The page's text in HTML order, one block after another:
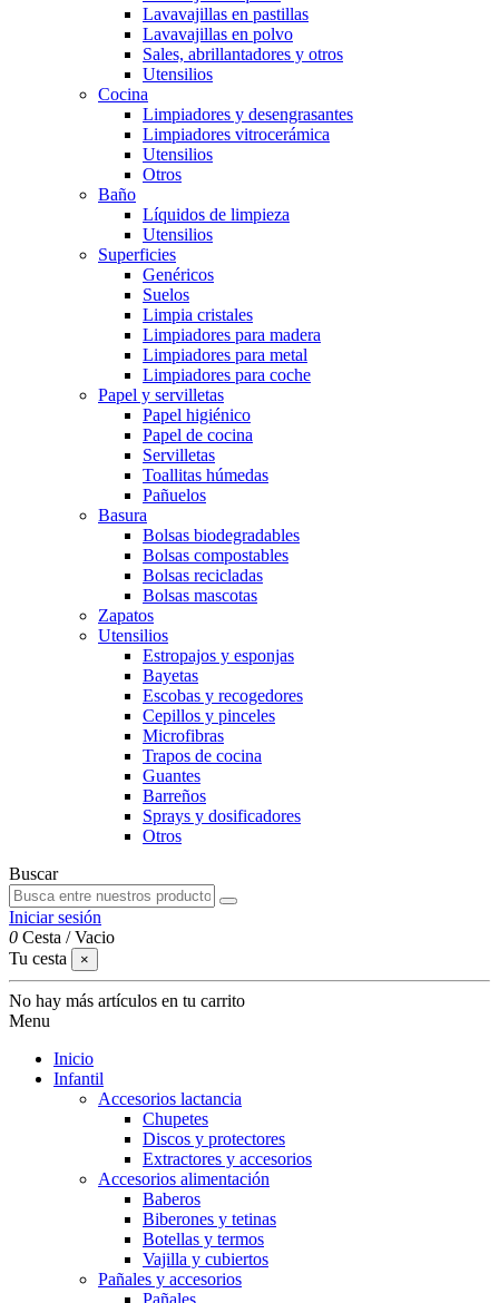
Lavavajillas en pastillas
Lavavajillas en polvo
Sales, abrillantadores y otros
Utensilios
Cocina
Limpiadores y desengrasantes
Limpiadores vitrocerámica
Utensilios
Otros
Baño
Líquidos de limpieza
Utensilios
Superficies
Genéricos
Suelos
Limpia cristales
Limpiadores para madera
Limpiadores para metal
Limpiadores para coche
Papel y servilletas
Papel higiénico
Papel de cocina
Servilletas
Toallitas húmedas
Pañuelos
Basura
Bolsas biodegradables
Bolsas compostables
Bolsas recicladas
Bolsas mascotas
Zapatos
Utensilios
Estropajos y esponjas
Bayetas
Escobas y recogedores
Cepillos y pinceles
Microfibras
Trapos de cocina
Guantes
Barreños
Sprays y dosificadores
Otros
Buscar
Iniciar sesión
0 Cesta /Vacio
Tu cesta
×
No hay más artículos en tu carrito
Menu
Inicio
Infantil
Accesorios lactancia
Chupetes
Discos y protectores
Extractores y accesorios
Accesorios alimentación
Baberos
Biberones y tetinas
Botellas y termos
Vajilla y cubiertos
Pañales y accesorios
Pañales